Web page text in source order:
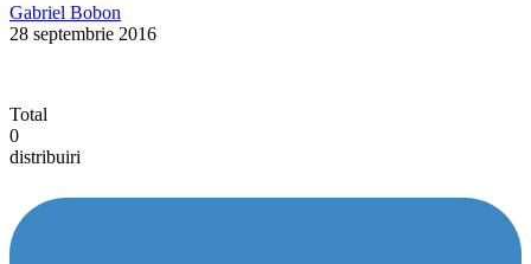
Gabriel Bobon
28 septembrie 2016
Total
0
distribuiri